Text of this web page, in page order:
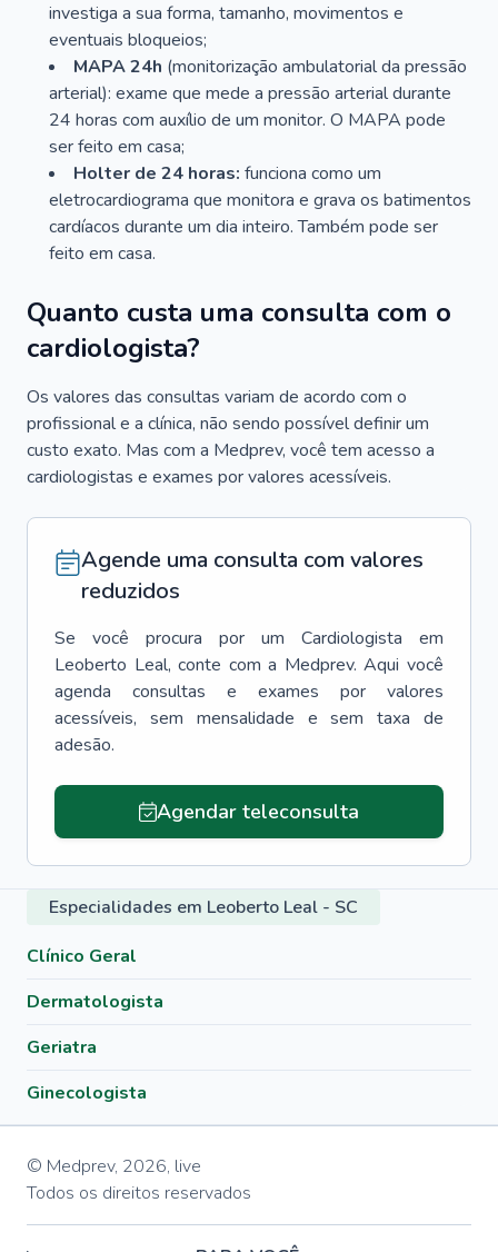
investiga a sua forma, tamanho, movimentos e
eventuais bloqueios;
MAPA 24h (monitorização ambulatorial da pressão
arterial): exame que mede a pressão arterial durante
24 horas com auxílio de um monitor. O MAPA pode
ser feito em casa;
Holter de 24 horas: funciona como um
eletrocardiograma que monitora e grava os batimentos
cardíacos durante um dia inteiro. Também pode ser
feito em casa.
Quanto custa uma consulta com o
cardiologista?
Os valores das consultas variam de acordo com o
profissional e a clínica, não sendo possível definir um
custo exato. Mas com a Medprev, você tem acesso a
cardiologistas e exames por valores acessíveis.
Agende uma consulta com valores
reduzidos
Se você procura por um Cardiologista
em
Leoberto Leal, conte com a Medprev. Aqui você
agenda consultas e exames por valores
acessíveis, sem mensalidade e sem taxa de
adesão.
Agendar teleconsulta
Especialidades em Leoberto Leal - SC
Clínico Geral
Dermatologista
Geriatra
Ginecologista
© Medprev, 2026, live
Todos os direitos reservados